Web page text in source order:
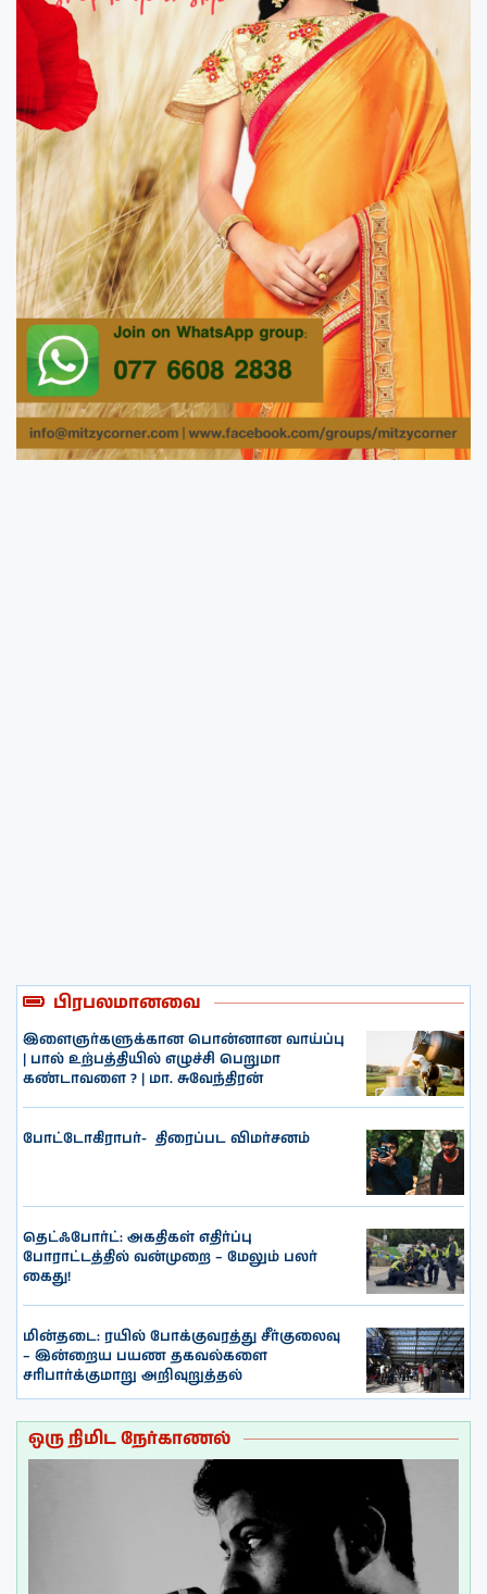
பிரபலமானவை
இளைஞர்களுக்கான பொன்னான வாய்ப்பு
| பால் உற்பத்தியில் எழுச்சி பெறுமா
கண்டாவளை ? | மா. சுவேந்திரன்
போட்டோகிராபர்- ‌ திரைப்பட விமர்சனம்
தெட்ஃபோர்ட்: அகதிகள் எதிர்ப்பு
போராட்டத்தில் வன்முறை – மேலும் பலர்
கைது!
மின்தடை: ரயில் போக்குவரத்து சீர்குலைவு
– இன்றைய பயண தகவல்களை
சரிபார்க்குமாறு அறிவுறுத்தல்
ஒரு நிமிட நேர்காணல்